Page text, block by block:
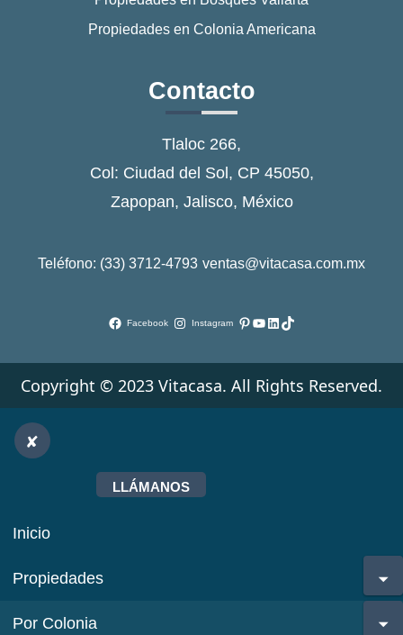
Propiedades en Colonia Americana
Contacto
Tlaloc 266,
Col: Ciudad del Sol, CP 45050,
Zapopan, Jalisco, México
Teléfono: (33) 3712-4793 ventas@vitacasa.com.mx
Facebook Instagram Pinterest
YouTube
LinkedIn
TikTok
Copyright © 2023 Vitacasa. All Rights Reserved.
LLÁMANOS
Inicio
Propiedades
Por Colonia